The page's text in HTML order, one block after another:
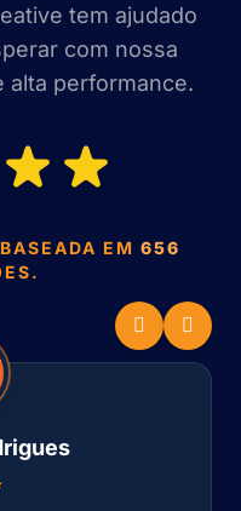
tem ajudado
com nossa
alta performance.
EM 656